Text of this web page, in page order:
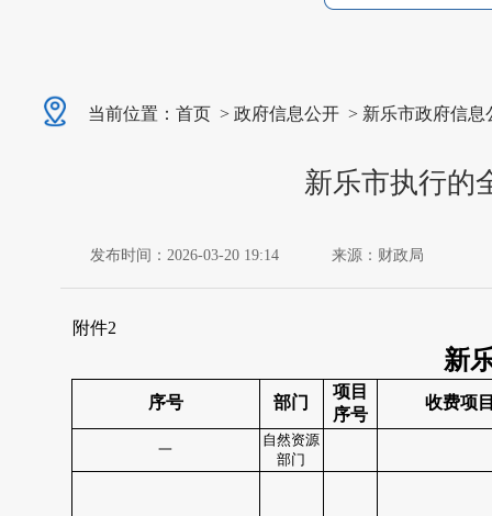
当前位置： 首页 > 政府信息公开 > 新乐市政府信息
新乐市执行的
发布时间：2026-03-20 19:14 来源：财政局
附件2
新
序号 部门
项目
序号
收费项
一
自然资源
部门